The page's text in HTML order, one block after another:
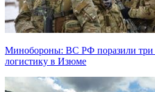
Минобороны: ВС РФ поразили три
логистику в Изюме